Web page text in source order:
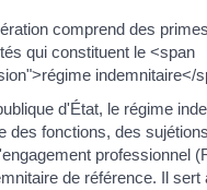
comprend des
qui constituent le <span
indemnitaire</
d'État, le régime
des fonctions, des
professionnel
de référence. Il sert